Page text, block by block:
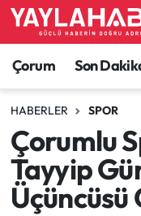
Çorum Son
HABERLER SPOR
Çorumlu
Tayyip
Üçüncüsü
Alaca
Bayat Haberleri
Bilgi - Keşfet
Bilim ve
Çorum
Çorum Hava
Çorum Namaz
Çorum Trafik